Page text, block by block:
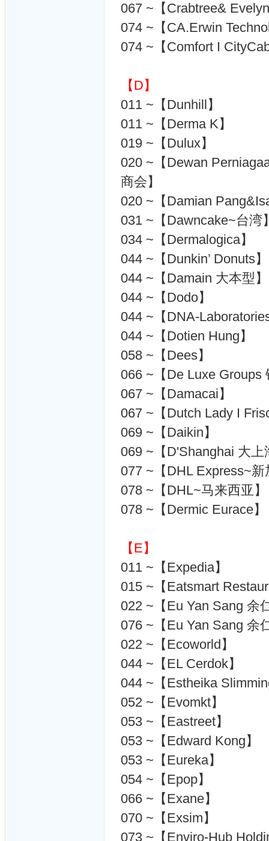
067 ~【Crabtree&
074 ~【CA.Erwin
074 ~【Comfort I
【D】
011 ~【Dunhill】
011 ~【Derma K】
019 ~【Dulux】
020 ~【Dewan
商会】
020 ~【Damian
031 ~【Dawncake~台湾
034 ~【Dermalogica】
044 ~【Dunkin’ Donuts】
044 ~【Damain 大本型】
044 ~【Dodo】
044 ~【DNA-
044 ~【Dotien Hung】
058 ~【Dees】
066 ~【De Luxe Groups
067 ~【Damacai】
067 ~【Dutch Lady I
069 ~【Daikin】
069 ~【D'Shanghai 大上
077 ~【DHL Express~
078 ~【DHL~马来西亚】
078 ~【Dermic Eurace】
【E】
011 ~【Expedia】
015 ~【Eatsmart
022 ~【Eu Yan Sang 余
076 ~【Eu Yan Sang 余
022 ~【Ecoworld】
044 ~【EL Cerdok】
044 ~【Estheika
052 ~【Evomkt】
053 ~【Eastreet】
053 ~【Edward Kong】
053 ~【Eureka】
054 ~【Epop】
066 ~【Exane】
070 ~【Exsim】
073 ~【Enviro-Hub